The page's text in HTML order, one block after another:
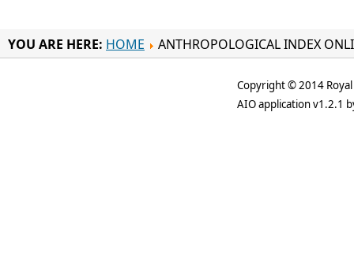
YOU ARE HERE: HOME ANTHROPOLOGICAL INDEX
Copyright © 2014
AIO application v1.2.1